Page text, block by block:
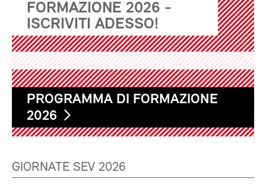
FORMAZIONE 2026 -
ISCRIVITI ADESSO!
PROGRAMMA DI FORMAZIONE
2026
GIORNATE SEV 2026